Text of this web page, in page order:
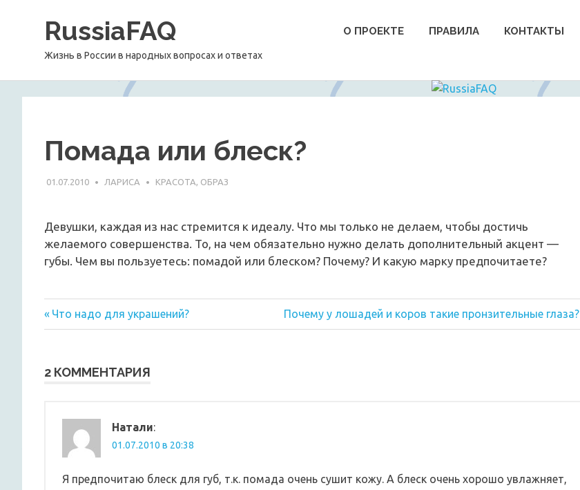
содержимомуRussiaFAQ
Жизнь в России в народных вопросах и ответах
О ПРОЕКТЕ ПРАВИЛА КОНТАКТЫ
Помада или блеск?
01.07.2010 ЛАРИСА КРАСОТА, ОБРАЗ
Девушки, каждая из нас стремится к идеалу. Что мы только не делаем, чтобы достичь
желаемого совершенства. То, на чем обязательно нужно делать дополнительный акцент —
губы. Чем вы пользуетесь: помадой или блеском? Почему? И какую марку предпочитаете?
Навигация
записям
Предыдущая
запись:
Что надо для украшений?
Следующая
запись:
Почему у лошадей и коров такие пронзительные глаза?
2 КОММЕНТАРИЯ
Натали:
01.07.2010 в 20:38
Я предпочитаю блеск для губ, т.к. помада очень сушит кожу. А блеск очень хорошо увлажняет,